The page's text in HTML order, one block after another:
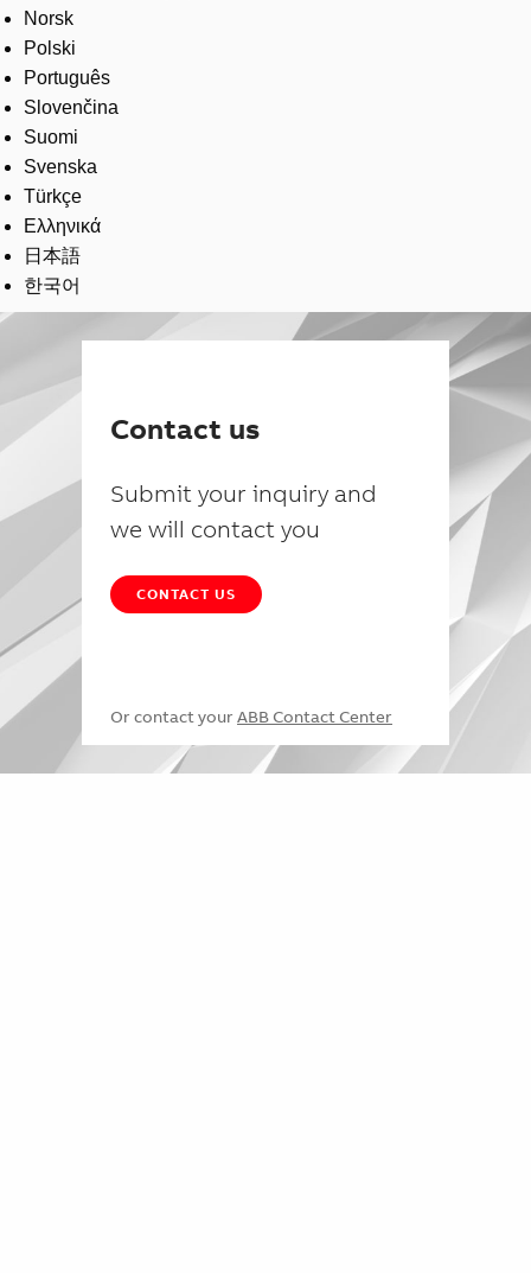
Norsk
Polski
Português
Slovenčina
Suomi
Svenska
Türkçe
Ελληνικά
日本語
한국어
Contact us
Submit your inquiry and
we will contact you
CONTACT US
Or contact your ABB Contact Center